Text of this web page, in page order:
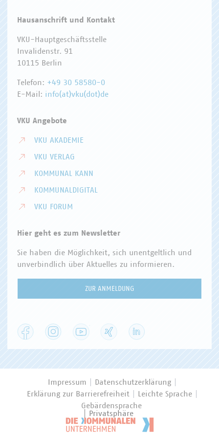
Hausanschrift und Kontakt
VKU-Hauptgeschäftsstelle
Invalidenstr. 91
10115 Berlin
Telefon: +49 30 58580-0
E-Mail: info(at)vku(dot)de
VKU Angebote
VKU AKADEMIE
VKU VERLAG
KOMMUNAL KANN
KOMMUNALDIGITAL
VKU FORUM
Hier geht es zum Newsletter
Sie haben die Möglichkeit, sich unentgeltlich und
unverbindlich über Aktuelles zu informieren.
ZUR ANMELDUNG
Facebook Instagram YouTube
Impressum
Datenschutzerklärung
Erklärung zur Barrierefreiheit
Leichte Sprache
Gebärdensprache
Privatsphäre